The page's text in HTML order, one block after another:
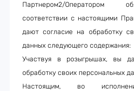
Партнером2/Оператором
соответствии с настоящими
дают согласие на обработку
данных следующего содержания:
Участвуя в розыгрышах, вы
обработку своих персональных
Настоящим, во